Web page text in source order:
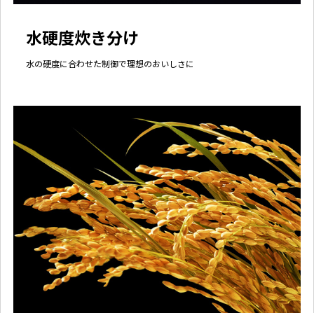
水硬度炊き分け
水の硬度に合わせた制御で理想のおいしさに